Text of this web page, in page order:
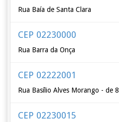
Rua Baía de Santa Clara
CEP 02230000
Rua Barra da Onça
CEP 02222001
Rua Basílio Alves Morango - de
CEP 02230015